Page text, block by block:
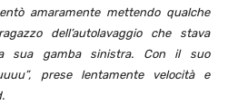
amaramente mettendo qualche
dell’autolavaggio che stava
sua gamba sinistra. Con il suo
prese lentamente velocità e